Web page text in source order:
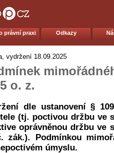
právní praxi Odkazy
vydržení 18.09.2025
o. z.
dle ustanovení §
(tj. poctivou držbu ve
oprávněnou držbu ve
zák.). Podmínkou
úmyslu.